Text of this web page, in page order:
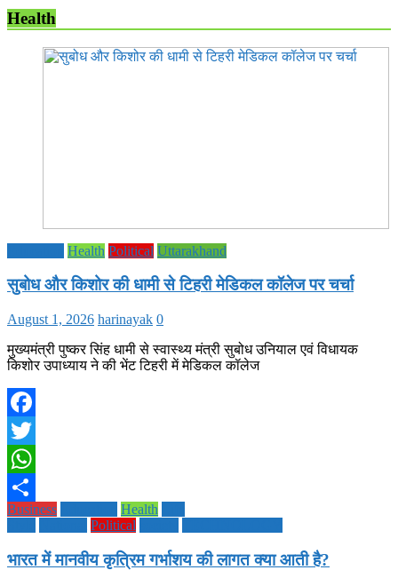
Health
Health Political Uttarakhand
सुबोध और किशोर की धामी से टिहरी मेडिकल कॉलेज पर चर्चा
August 1, 2026 harinayak 0
मुख्यमंत्री पुष्कर सिंह धामी से स्वास्थ्य मंत्री सुबोध उनियाल एवं विधायक
किशोर उपाध्याय ने की भेंट टिहरी में मेडिकल कॉलेज
Facebook
Twitter
WhatsApp
Share
Business Health
Political
भारत में मानवीय कृत्रिम गर्भाशय की लागत क्या आती है?